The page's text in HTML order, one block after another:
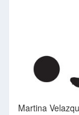
Martina